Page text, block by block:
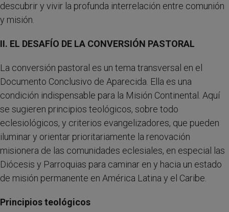
descubrir y vivir la profunda interrelación entre comunión
y misión.
II. EL DESAFÍO DE LA CONVERSIÓN PASTORAL
La conversión pastoral es un tema transversal en el
Documento Conclusivo de Aparecida. Ella es una
condición indispensable para la Misión Continental. Aquí
se sugieren principios teológicos, sobre todo
eclesiológicos, y criterios evangelizadores, que pueden
iluminar y orientar prioritariamente la renovación
misionera de las comunidades eclesiales, en especial las
Diócesis y Parroquias para caminar en y hacia un estado
de misión permanente en América Latina y el Caribe.
Principios teológicos